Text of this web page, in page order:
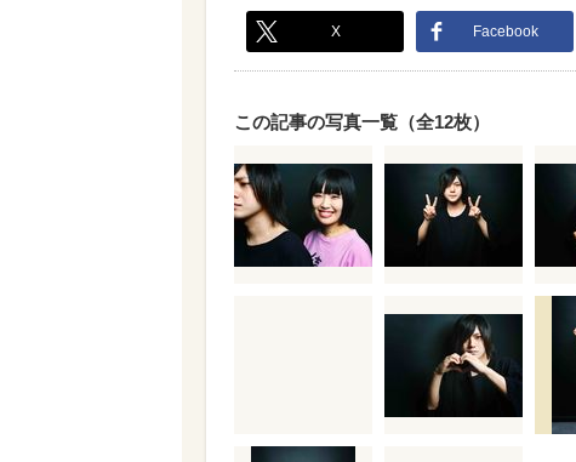
X Facebook
この記事の写真一覧（全12枚）